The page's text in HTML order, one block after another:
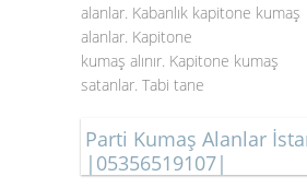
alanlar. Kabanlık kapitone kumaş
alanlar. Kapitone
kumaş alınır. Kapitone kumaş
satanlar. Tabi tane
Parti Kumaş Alanlar
|05356519107|